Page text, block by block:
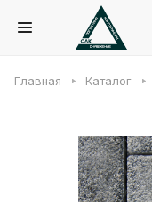
Главная Каталог